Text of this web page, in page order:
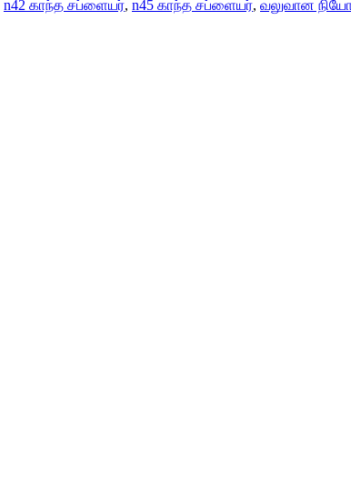
n42 காந்த சப்ளையர், n45 காந்த சப்ளையர், வலுவான